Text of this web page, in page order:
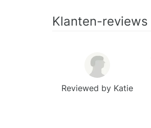
Klanten-reviews
Reviewed by Katie